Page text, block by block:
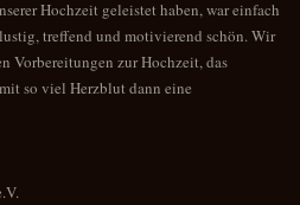
Hochzeit geleistet haben, war einfach
treffend und motivierend schön. Wir
Vorbereitungen zur Hochzeit, das
so viel Herzblut dann eine